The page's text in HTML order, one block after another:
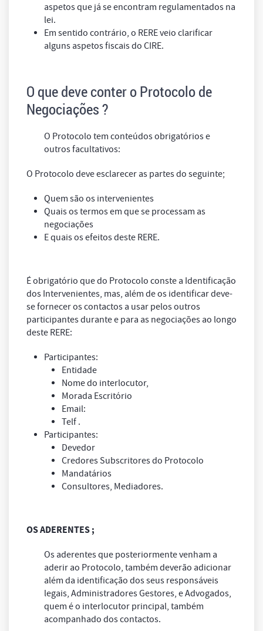
aspetos que já se encontram regulamentados na
lei.
Em sentido contrário, o RERE veio clarificar
alguns aspetos fiscais do CIRE.
O que deve conter o Protocolo de
Negociações ?
O Protocolo tem conteúdos obrigatórios e
outros facultativos:
O Protocolo deve esclarecer as partes do seguinte;
Quem são os intervenientes
Quais os termos em que se processam as
negociações
E quais os efeitos deste RERE.
É obrigatório que do Protocolo conste a Identificação
dos Intervenientes, mas, além de os identificar deve-
se fornecer os contactos a usar pelos outros
participantes durante e para as negociações ao longo
deste RERE:
Participantes:
Entidade
Nome do interlocutor,
Morada Escritório
Email:
Telf .
Participantes:
Devedor
Credores Subscritores do Protocolo
Mandatários
Consultores, Mediadores.
OS ADERENTES ;
Os aderentes que posteriormente venham a
aderir ao Protocolo, também deverão adicionar
além da identificação dos seus responsáveis
legais, Administradores Gestores, e Advogados,
quem é o interlocutor principal, também
acompanhado dos contactos.